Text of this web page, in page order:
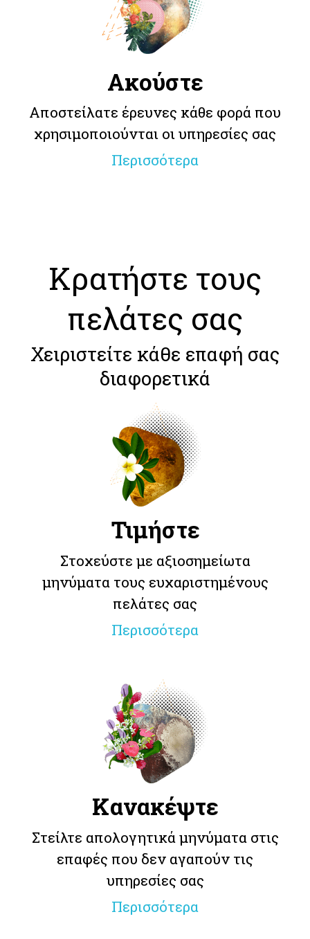
Ακούστε
Αποστείλατε έρευνες κάθε φορά που
χρησιμοποιούνται οι υπηρεσίες σας
Περισσότερα
Κρατήστε τους
πελάτες σας
Χειριστείτε κάθε επαφή σας
διαφορετικά
Τιμήστε
Στοχεύστε με αξιοσημείωτα
μηνύματα τους ευχαριστημένους
πελάτες σας
Περισσότερα
Κανακέψτε
Στείλτε απολογητικά μηνύματα στις
επαφές που δεν αγαπούν τις
υπηρεσίες σας
Περισσότερα